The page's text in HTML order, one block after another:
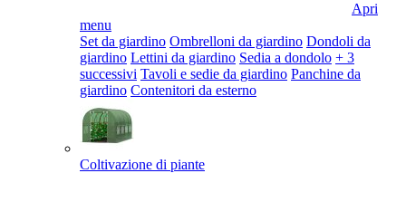
Apri
menu
Set da giardino Ombrelloni da giardino Dondoli da
giardino Lettini da giardino Sedia a dondolo + 3
successivi Tavoli e sedie da giardino Panchine da
giardino Contenitori da esterno
Coltivazione di piante